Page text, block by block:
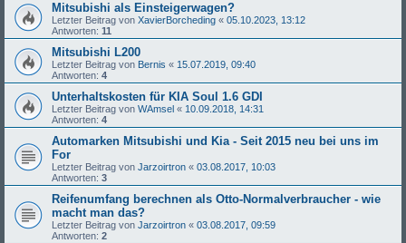
Mitsubishi als Einsteigerwagen?
Letzter Beitrag von XavierBorcheding « 05.10.2023, 13:12
Antworten: 11
Mitsubishi L200
Letzter Beitrag von Bernis « 15.07.2019, 09:40
Antworten: 4
Unterhaltskosten für KIA Soul 1.6 GDI
Letzter Beitrag von WAmsel « 10.09.2018, 14:31
Antworten: 4
Automarken Mitsubishi und Kia - Seit 2015 neu bei uns im
For
Letzter Beitrag von Jarzoirtron « 03.08.2017, 10:03
Antworten: 3
Reifenumfang berechnen als Otto-Normalverbraucher - wie
macht man das?
Letzter Beitrag von Jarzoirtron « 03.08.2017, 09:59
Antworten: 2